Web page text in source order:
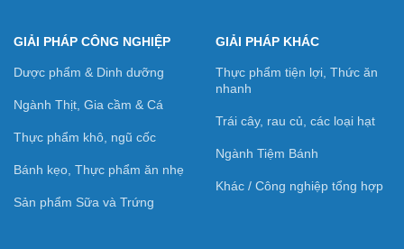
GIẢI PHÁP CÔNG NGHIỆP
Dược phẩm & Dinh dưỡng
Ngành Thịt, Gia cầm & Cá
Thực phẩm khô, ngũ cốc
Bánh kẹo, Thực phẩm ăn nhẹ
Sản phẩm Sữa và Trứng
GIẢI PHÁP KHÁC
Thực phẩm tiện lợi, Thức ăn
nhanh
Trái cây, rau củ, các loại hạt
Ngành Tiệm Bánh
Khác / Công nghiệp tổng hợp